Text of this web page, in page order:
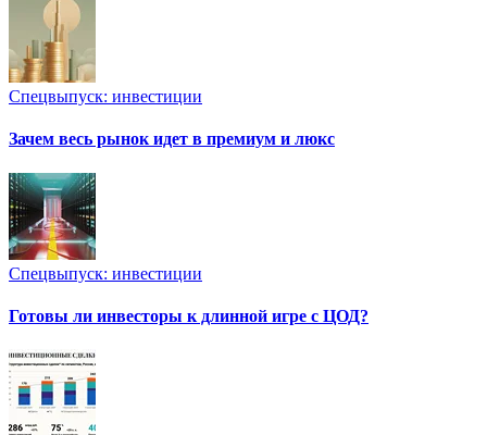
Спецвыпуск: инвестиции
Зачем весь рынок идет в премиум и люкс
Спецвыпуск: инвестиции
Готовы ли инвесторы к длинной игре с ЦОД?